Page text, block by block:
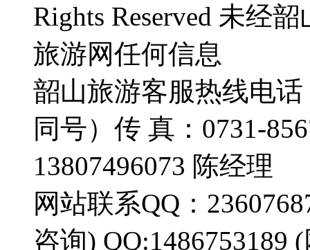
Rights Reserved 未经
旅游网任何信息
韶山旅游客服热线电话
同号）传 真：0731-
13807496073 陈经理
网站联系QQ：
咨询) QQ:1486753189